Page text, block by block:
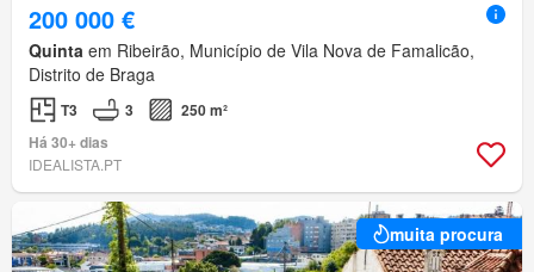
200 000 €
Quinta em Ribeirão, Município de Vila Nova de Famalicão,
Distrito de Braga
T3 3
250 m²
Há 30+ dias
IDEALISTA.PT
muita procura